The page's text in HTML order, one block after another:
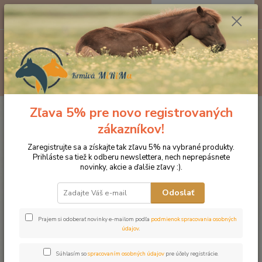
Menu
0ks
za0 €
Kozmetika pre kone Starostlivosť o kožu a srsť
SHOWSHEEN
LESK A ROZČESÁVAČ
SHOWSHEEN LESK A
ROZČESÁVAČ
Zľava 5% pre novo registrovaných
zákazníkov!
Zaregistrujte sa a získajte tak zľavu 5% na vybrané produkty.
Prihláste sa tiež k odberu newslettera, nech neprepásnete
novinky, akcie a ďalšie zľavy :).
Odoslať
Prajem si odoberať novinky e-mailom podľa podmienok spracovania osobných
údajov.
Súhlasím sospracovaním osobných údajov pre účely registrácie.